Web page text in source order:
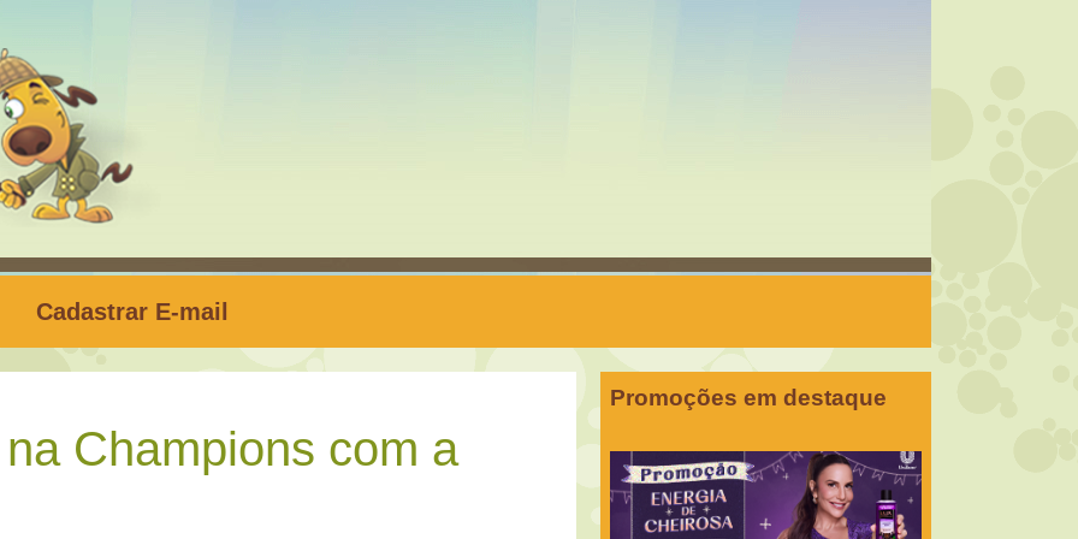
Cadastrar E-mail
Champions com a
Promoções em destaque